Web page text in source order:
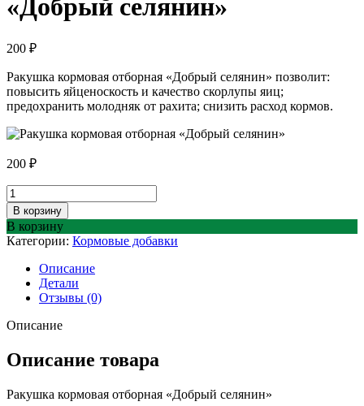
«Добрый селянин»
200 ₽
Ракушка кормовая отборная «Добрый селянин» позволит:
повысить яйценоскость и качество скорлупы яиц;
предохранить молодняк от рахита; снизить расход кормов.
200 ₽
Количество
товара
Ракушка
кормовая
отборная
«Добрый
селянин»
В корзину
В корзину
Категории: Кормовые добавки
Описание
Детали
Отзывы (0)
Описание
Описание товара
Ракушка кормовая отборная «Добрый селянин»